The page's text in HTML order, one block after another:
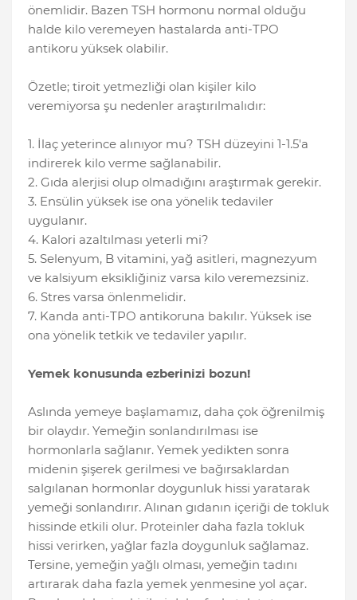
önemlidir. Bazen TSH hormonu normal olduğu
halde kilo veremeyen hastalarda anti-TPO
antikoru yüksek olabilir.
Özetle; tiroit yetmezliği olan kişiler kilo
veremiyorsa şu nedenler araştırılmalıdır:
1. İlaç yeterince alınıyor mu? TSH düzeyini 1-1.5'a
indirerek kilo verme sağlanabilir.
2. Gıda alerjisi olup olmadığını araştırmak gerekir.
3. Ensülin yüksek ise ona yönelik tedaviler
uygulanır.
4. Kalori azaltılması yeterli mi?
5. Selenyum, B vitamini, yağ asitleri, magnezyum
ve kalsiyum eksikliğiniz varsa kilo veremezsiniz.
6. Stres varsa önlenmelidir.
7. Kanda anti-TPO antikoruna bakılır. Yüksek ise
ona yönelik tetkik ve tedaviler yapılır.
Yemek konusunda ezberinizi bozun!
Aslında yemeye başlamamız, daha çok öğrenilmiş
bir olaydır. Yemeğin sonlandırılması ise
hormonlarla sağlanır. Yemek yedikten sonra
midenin şişerek gerilmesi ve bağırsaklardan
salgılanan hormonlar doygunluk hissi yaratarak
yemeği sonlandırır. Alınan gıdanın içeriği de tokluk
hissinde etkili olur. Proteinler daha fazla tokluk
hissi verirken, yağlar fazla doygunluk sağlamaz.
Tersine, yemeğin yağlı olması, yemeğin tadını
artırarak daha fazla yemek yenmesine yol açar.